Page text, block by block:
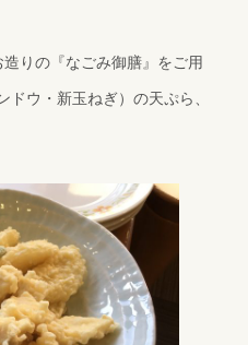
りの『なごみ御膳』をご用
ウ・新玉ねぎ）の天ぷら、